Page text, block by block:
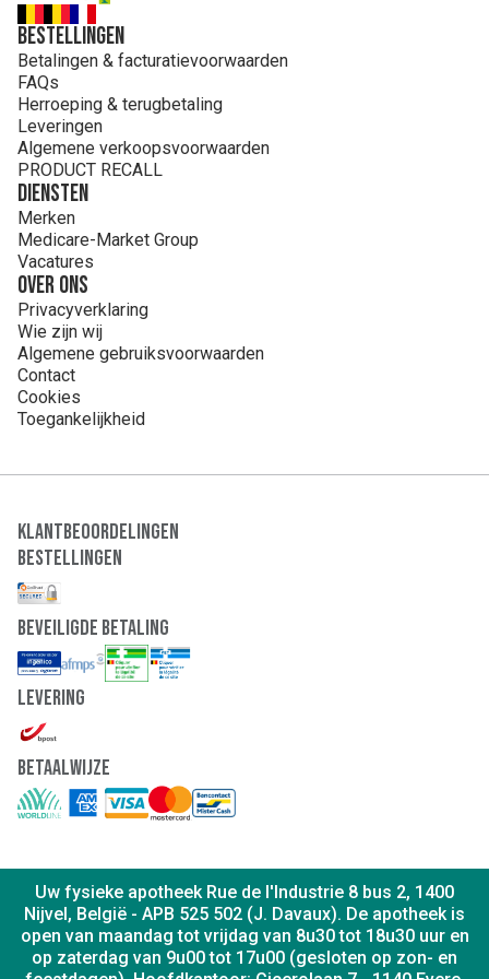
Bestellingen
Betalingen & facturatievoorwaarden
FAQs
Herroeping & terugbetaling
Leveringen
Algemene verkoopsvoorwaarden
PRODUCT RECALL
Diensten
Merken
Medicare-Market Group
Vacatures
Over ons
Privacyverklaring
Wie zijn wij
Algemene gebruiksvoorwaarden
Contact
Cookies
Toegankelijkheid
Klantbeoordelingen
Bestellingen
Beveiligde Betaling
Levering
Betaalwijze
Uw fysieke apotheek Rue de l'Industrie 8 bus 2, 1400
Nijvel, België - APB 525 502 (J. Davaux). De apotheek is
open van maandag tot vrijdag van 8u30 tot 18u30 uur en
op zaterdag van 9u00 tot 17u00 (gesloten op zon- en